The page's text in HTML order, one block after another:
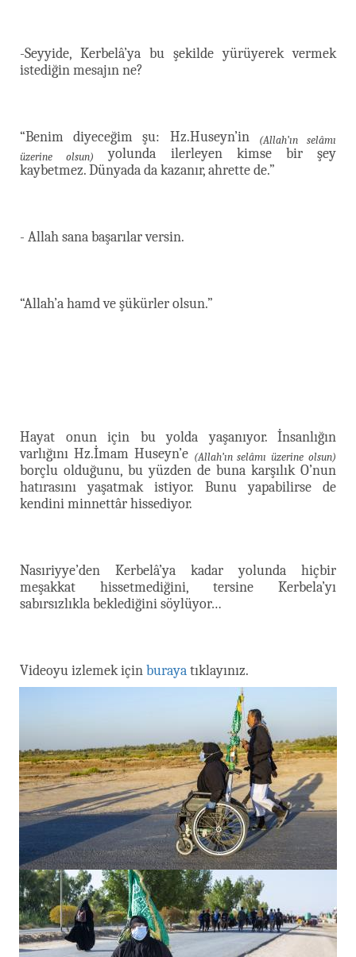
-Seyyide, Kerbelâ’ya bu şekilde yürüyerek vermek
istediğin mesajın ne?
“Benim diyeceğim şu: Hz.Huseyn’in
(Allah’ın selâmı
üzerine olsun)
yolunda ilerleyen kimse bir şey
kaybetmez. Dünyada da kazanır, ahrette de.”
- Allah sana başarılar versin.
“Allah’a hamd ve şükürler olsun.”
Hayat onun için bu yolda yaşanıyor. İnsanlığın
varlığını Hz.İmam Huseyn’e (Allah’ın selâmı üzerine olsun)
borçlu olduğunu, bu yüzden de buna karşılık O’nun
hatırasını yaşatmak istiyor. Bunu yapabilirse de
kendini minnettâr hissediyor.
Nasıriyye’den Kerbelâ’ya kadar yolunda hiçbir
meşakkat hissetmediğini, tersine Kerbela’yı
sabırsızlıkla beklediğini söylüyor…
Videoyu izlemek içinburayatıklayınız.